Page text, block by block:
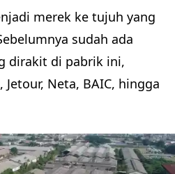
merek ke tujuh yang
sudah ada
dirakit di pabrik ini,
Jetour, Neta, BAIC, hingga